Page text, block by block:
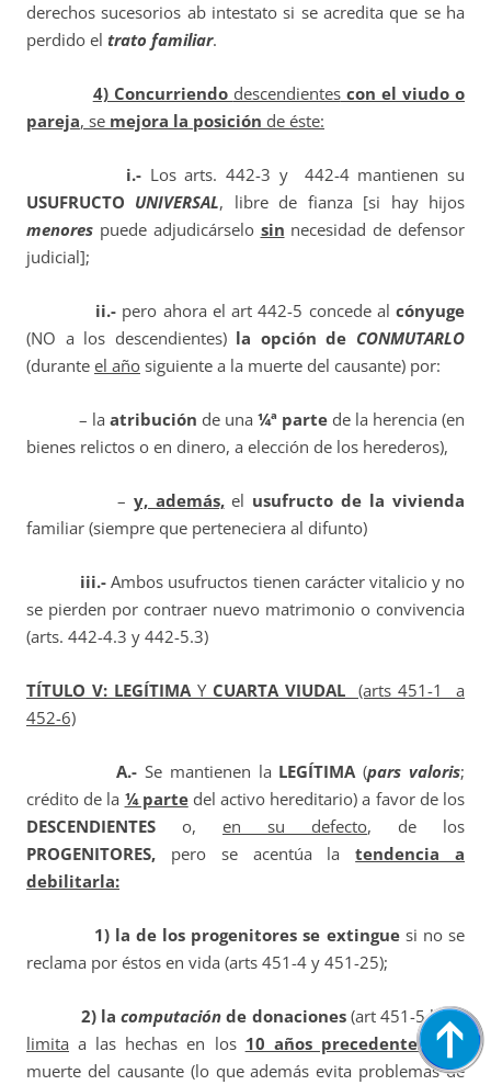
derechos sucesorios ab intestato si se acredita que se ha
perdido el trato familiar.
4) Concurriendo descendientescon el viudo o
pareja, se mejora la posición de éste:
i.- Los arts. 442-3 y 442-4 mantienen su
USUFRUCTO UNIVERSAL, libre de fianza [si hay hijos
menores puede adjudicárselo sin necesidad de defensor
judicial];
ii.- pero ahora el art 442-5 concede al cónyuge
(NO a los descendientes)la opción de CONMUTARLO
(durante el año siguiente a la muerte del causante) por:
– la atribución de una ¼ª parte de la herencia (en
bienes relictos o en dinero, a elección de los herederos),
– y, además,el usufructo de la vivienda
familiar (siempre que perteneciera al difunto)
iii.- Ambos usufructos tienen carácter vitalicio y no
se pierden por contraer nuevo matrimonio o convivencia
(arts. 442-4.3 y 442-5.3)
TÍTULO V: LEGÍTIMAYCUARTA VIUDAL (arts 451-1 a
452-6)
A.- Se mantienen la LEGÍTIMA(pars valoris;
crédito de la ¼ partedel activo hereditario) a favor de los
DESCENDIENTES o, en su defecto, de los
PROGENITORES, pero se acentúa latendencia a
debilitarla:
1) la de los progenitores se extinguesi no se
reclama por éstos en vida (arts 451-4 y 451-25);
2) la computación de donaciones(art 451-5.b)se
limita a las hechas en los 10 años precedentes
a la
muerte del causante (lo que además evita problemas de